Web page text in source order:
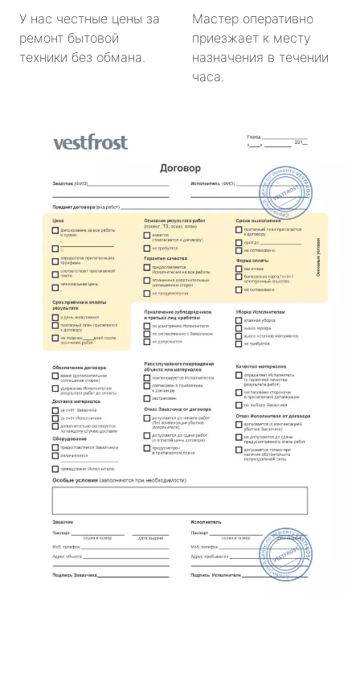
У нас честные цены за
ремонт бытовой
техники без обмана.
Мастер оперативно
приезжает к месту
назначения в течении
часа.